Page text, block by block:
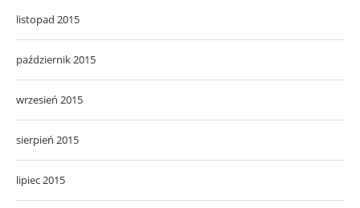
listopad 2015
październik 2015
wrzesień 2015
sierpień 2015
lipiec 2015